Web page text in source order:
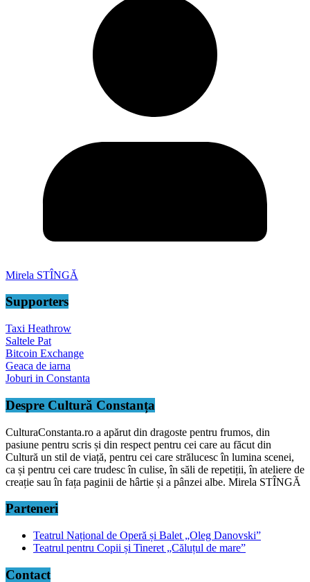
Mirela STÎNGĂ
Supporters
Taxi Heathrow
Saltele Pat
Bitcoin Exchange
Geaca de iarna
Joburi in Constanta
Despre Cultură Constanța
CulturaConstanta.ro a apărut din dragoste pentru frumos, din
pasiune pentru scris și din respect pentru cei care au făcut din
Cultură un stil de viață, pentru cei care strălucesc în lumina scenei,
ca și pentru cei care trudesc în culise, în săli de repetiții, în ateliere de
creație sau în fața paginii de hârtie și a pânzei albe. Mirela STÎNGĂ
Parteneri
Teatrul Național de Operă și Balet „Oleg Danovski”
Teatrul pentru Copii și Tineret „Căluțul de mare”
Contact